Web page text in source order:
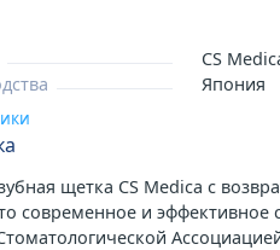
CS
Япония
щетка CS Medica с
современное и эффективное